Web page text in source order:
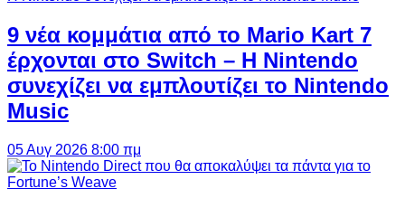
9 νέα κομμάτια από το Mario Kart 7
έρχονται στο Switch – Η Nintendo
συνεχίζει να εμπλουτίζει το Nintendo
Music
05 Αυγ 2026 8:00 πμ